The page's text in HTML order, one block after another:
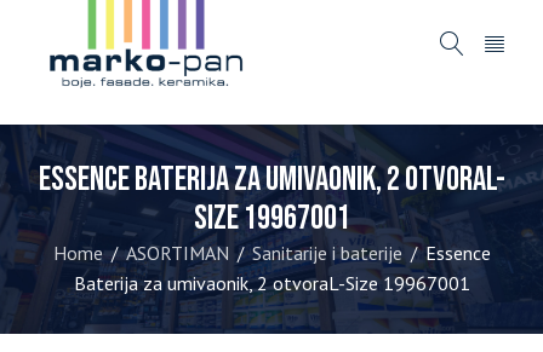
Essence Baterija za umivaonik, 2 otvoraL-
Size 19967001
Home / ASORTIMAN / Sanitarije i baterije / Essence
Baterija za umivaonik, 2 otvoraL-Size 19967001